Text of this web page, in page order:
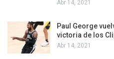
Abr 14, 2021
Paul George
victoria de los
Abr 14, 2021